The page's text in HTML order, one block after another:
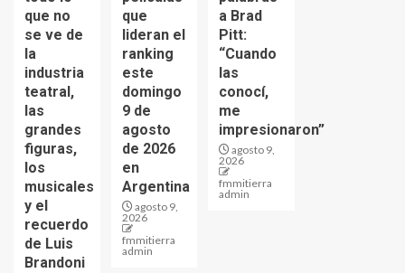
que no
se ve de
la
industria
teatral,
las
grandes
figuras,
los
musicales
y el
recuerdo
de Luis
Brandoni
que
lideran el
ranking
este
domingo
9 de
agosto
de 2026
en
Argentina
agosto 9,
2026
fmmitierra
admin
a Brad
Pitt:
“Cuando
las
conocí,
me
impresionaron”
agosto 9,
2026
fmmitierra
admin